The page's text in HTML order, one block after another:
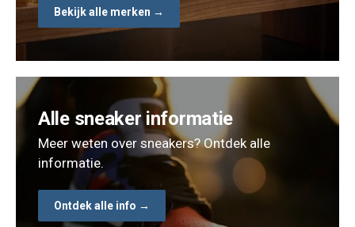
Bekijk alle merken →
Alle sneaker informatie
Meer weten over sneakers? Ontdek alle
informatie.
Ontdek alle info →